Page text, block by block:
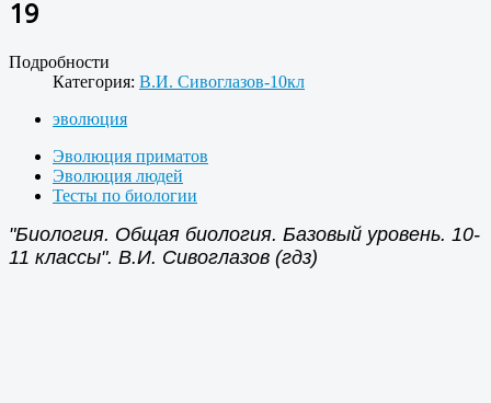
19
Подробности
Категория: В.И. Сивоглазов-10кл
эволюция
Эволюция приматов
Эволюция людей
Тесты по биологии
"Биология. Общая биология. Базовый уровень. 10-
11 классы". В.И. Сивоглазов (гдз)